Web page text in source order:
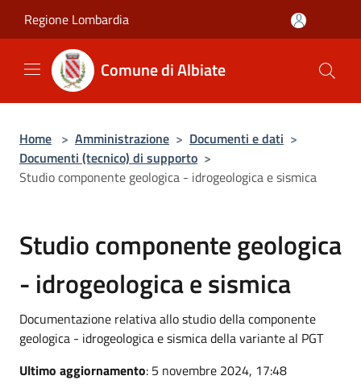
Regione Lombardia
Comune di Albiate
Home > Amministrazione > Documenti e dati >
Documenti (tecnico) di supporto >
Studio componente geologica - idrogeologica e sismica
Studio componente geologica
- idrogeologica e sismica
Documentazione relativa allo studio della componente
geologica - idrogeologica e sismica della variante al PGT
Ultimo aggiornamento: 5 novembre 2024, 17:48